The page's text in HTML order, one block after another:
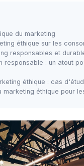
du marketing
éthique sur les
responsables et
responsable : un atout
éthique : cas
marketing éthique pour